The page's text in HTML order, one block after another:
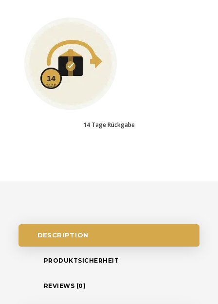
14 Tage Rückgabe
DESCRIPTION
PRODUKTSICHERHEIT
REVIEWS (0)